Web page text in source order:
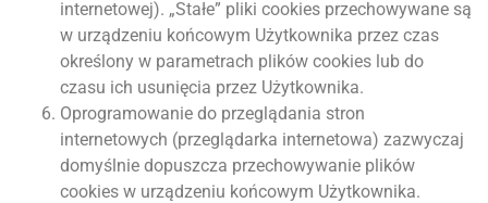
internetowej). „Stałe” pliki cookies przechowywane są
w urządzeniu końcowym Użytkownika przez czas
określony w parametrach plików cookies lub do
czasu ich usunięcia przez Użytkownika.
Oprogramowanie do przeglądania stron
internetowych (przeglądarka internetowa) zazwyczaj
domyślnie dopuszcza przechowywanie plików
cookies w urządzeniu końcowym Użytkownika.